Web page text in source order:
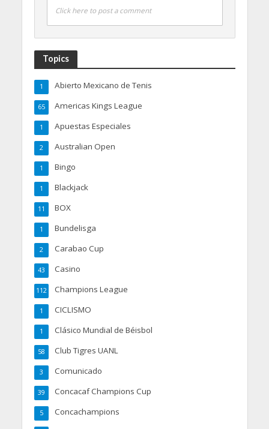
Click here to post a comment
Topics
Abierto Mexicano de Tenis
1
Americas Kings League
65
Apuestas Especiales
1
Australian Open
2
Bingo
1
Blackjack
1
BOX
11
Bundelisga
1
Carabao Cup
2
Casino
43
Champions League
112
CICLISMO
1
Clásico Mundial de Béisbol
1
Club Tigres UANL
58
Comunicado
3
Concacaf Champions Cup
39
Concachampions
5